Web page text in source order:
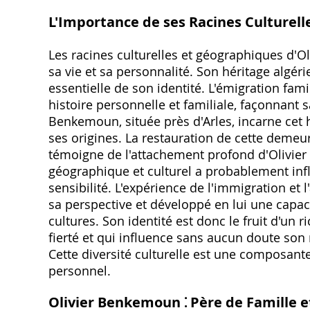
L'Importance de ses Racines
Les racines culturelles et géographiques
sa vie et sa personnalité. Son héritage
essentielle de son identité. L'émigration
histoire personnelle et familiale, façonnant
Benkemoun, située près d'Arles, incarne
ses origines. La restauration de cette
témoigne de l'attachement profond
géographique et culturel a probablement
sensibilité. L'expérience de l'immigration et
sa perspective et développé en lui une
cultures. Son identité est donc le fruit d'un
fierté et qui influence sans aucun doute
Cette diversité culturelle est une
personnel.
Olivier Benkemoun ⁚ Père de Famille